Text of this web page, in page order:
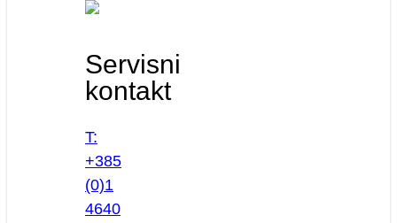
Servisni
kontakt
T:
+385
(0)1
4640